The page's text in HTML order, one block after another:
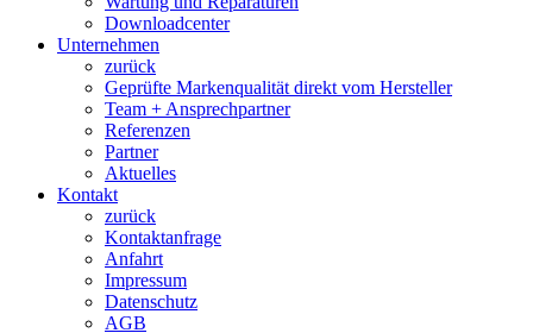
Downloadcenter
Unternehmen
zurück
Geprüfte Markenqualität direkt vom Hersteller
Team + Ansprechpartner
Referenzen
Partner
Aktuelles
Kontakt
zurück
Kontaktanfrage
Anfahrt
Impressum
Datenschutz
AGB